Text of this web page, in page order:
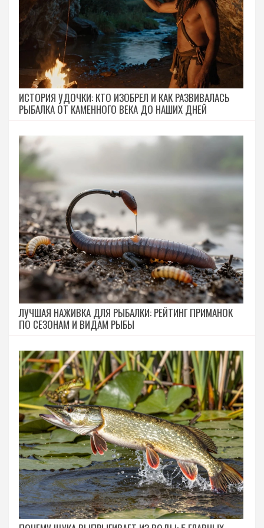
ИСТОРИЯ УДОЧКИ: КТО ИЗОБРЕЛ И КАК РАЗВИВАЛАСЬ
РЫБАЛКА ОТ КАМЕННОГО ВЕКА ДО НАШИХ ДНЕЙ
ЛУЧШАЯ НАЖИВКА ДЛЯ РЫБАЛКИ: РЕЙТИНГ ПРИМАНОК
ПО СЕЗОНАМ И ВИДАМ РЫБЫ